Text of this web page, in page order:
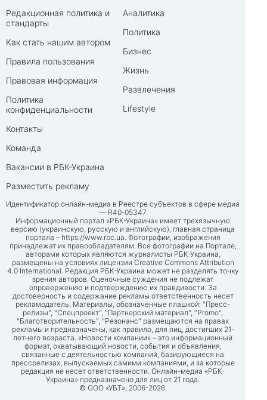
Редакционная политика и
стандарты
Как стать нашим автором
Правила пользования
Правовая информация
Политика
конфиденциальности
Контакты
Команда
Вакансии в РБК-Украина
Разместить рекламу
Аналитика
Политика
Бизнес
Жизнь
Развлечения
Lifestyle
Идентификатор онлайн-медиа в Реестре субъектов в сфере медиа
— R40-05347
Информационный портал «РБК-Украина» имеет трехязычную
версию (украинскую, русскую и английскую), главная страница
портала – https://www.rbc.ua. Фотографии, изображения
принадлежат их правообладателям. Все фотографии на Портале,
авторами которых являются журналисты РБК-Украина,
размещены на условиях лицензии Creative Commons Attribution
4.0 International. Редакция РБК-Украина может не разделять точку
зрения авторов. Оценочные суждения не подлежат
опровержению и подтверждению их правдивости. За
достоверность и содержание рекламы ответственность несет
рекламодатель. Материалы, обозначенные плашкой: "Пресс-
релизы", "Спецпроект", "Партнерский материал", "Promo",
"Благотворительность", "Резонанс" размещаются на правах
рекламы и предназначены, как правило, для лиц, достигших 21-
летнего возраста. «Новости компании» – это информационный
формат, охватывающий новости, события и объявления,
связанные с деятельностью компаний, базирующиеся на
прессрелизах, выпускаемых самими компаниями, и за которые
редакция не несет ответственности. Онлайн-медиа «РБК-
Украина» предназначено для лиц от 21 года.
© ООО «УБТ», 2006-2026.